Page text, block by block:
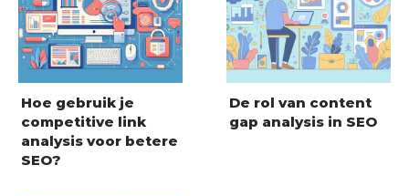
Hoe gebruik je
competitive link
analysis voor betere
SEO?
De rol van content
gap analysis in SEO